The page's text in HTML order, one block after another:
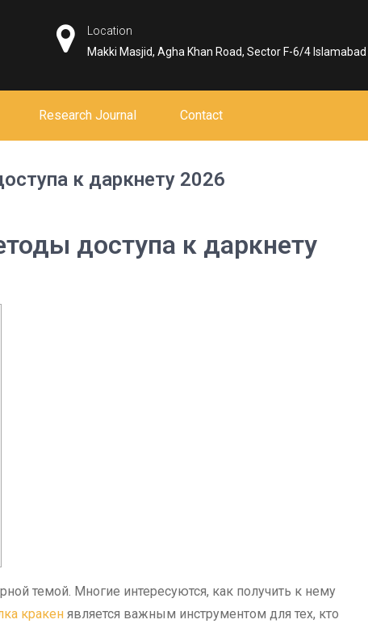
Location
Makki Masjid, Agha Khan Road, Sector F-6/4 Islamabad
Research Journal Contact
к даркнету 2026
доступа к даркнету
темой. Многие интересуются, как получить к нему
кракен является важным инструментом для тех, кто